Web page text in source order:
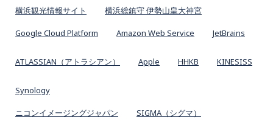
横浜観光情報サイト 横浜総鎮守 伊勢山皇大神宮
Google Cloud Platform Amazon Web Service JetBrains
ATLASSIAN（アトラシアン） Apple HHKB KINESISS
Synology
ニコンイメージングジャパン SIGMA（シグマ）